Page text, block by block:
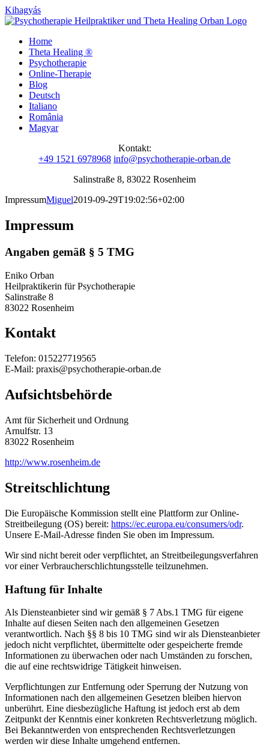
Kihagyás
Home
Theta Healing ®
Psychotherapie
Online-Therapie
Blog
Deutsch
Italiano
România
Magyar
Kontakt:
+49 1521 6978968 info@psychotherapie-orban.de
Salinstraße 8, 83022 Rosenheim
ImpressumMiguel2019-09-29T19:02:56+02:00
Impressum
Angaben gemäß § 5 TMG
Eniko Orban
Heilpraktikerin für Psychotherapie
Salinstraße 8
83022 Rosenheim
Kontakt
Telefon: 015227719565
E-Mail: praxis@psychotherapie-orban.de
Aufsichtsbehörde
Amt für Sicherheit und Ordnung
Arnulfstr. 13
83022 Rosenheim
http://www.rosenheim.de
Streitschlichtung
Die Europäische Kommission stellt eine Plattform zur Online-
Streitbeilegung (OS) bereit: https://ec.europa.eu/consumers/odr.
Unsere E-Mail-Adresse finden Sie oben im Impressum.
Wir sind nicht bereit oder verpflichtet, an Streitbeilegungsverfahren
vor einer Verbraucherschlichtungsstelle teilzunehmen.
Haftung für Inhalte
Als Diensteanbieter sind wir gemäß § 7 Abs.1 TMG für eigene
Inhalte auf diesen Seiten nach den allgemeinen Gesetzen
verantwortlich. Nach §§ 8 bis 10 TMG sind wir als Diensteanbieter
jedoch nicht verpflichtet, übermittelte oder gespeicherte fremde
Informationen zu überwachen oder nach Umständen zu forschen,
die auf eine rechtswidrige Tätigkeit hinweisen.
Verpflichtungen zur Entfernung oder Sperrung der Nutzung von
Informationen nach den allgemeinen Gesetzen bleiben hiervon
unberührt. Eine diesbezügliche Haftung ist jedoch erst ab dem
Zeitpunkt der Kenntnis einer konkreten Rechtsverletzung möglich.
Bei Bekanntwerden von entsprechenden Rechtsverletzungen
werden wir diese Inhalte umgehend entfernen.